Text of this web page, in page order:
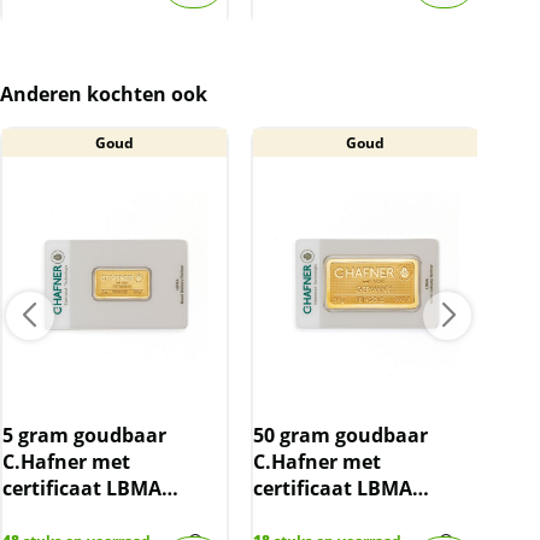
inclusief 21% btw)
Anderen kochten ook
Goud
5 gram goudbaar
C.Hafner met
certificaat LBMA
Goud
50 gram goudbaar
C.Hafner met
certificaat LBMA